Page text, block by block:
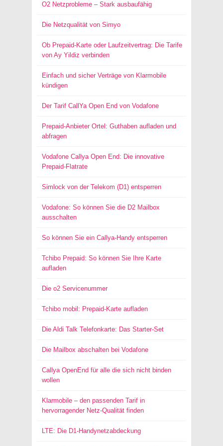
O2 Netzprobleme – Stark ausbaufähig
Die Netzqualität von Simyo
Ob Prepaid-Karte oder Laufzeitvertrag: Die Tarife
von Ay Yildiz verbinden
Einfach und sicher Verträge von Klarmobile
kündigen
Der Tarif CallYa Open End von Vodafone
Prepaid-Anbieter Ortel: Guthaben aufladen und
abfragen
Vodafone Callya Open End: Die innovative
Prepaid-Flatrate
Simlock von der Telekom (D1) entsperren
Vodafone: So können Sie die D2 Mailbox
ausschalten
So können Sie ein Callya-Handy entsperren
Tchibo Prepaid: So können Sie Ihre Karte
aufladen
Die o2 Servicenummer
Tchibo mobil: Prepaid-Karte aufladen
Die Aldi Talk Telefonkarte: Das Starter-Set
Die Mailbox abschalten bei Vodafone
Callya OpenEnd für alle die sich nicht binden
wollen
Klarmobile – den passenden Tarif in
hervorragender Netz-Qualität finden
LTE: Die D1-Handynetzabdeckung